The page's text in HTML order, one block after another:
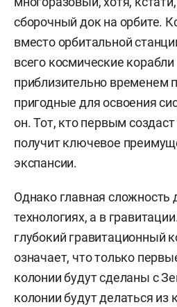
сборочный док на орбите.
вместо орбитальной
всего космические
приблизительно временем
пригодные для освоения
он. Тот, кто первым
получит ключевое
экспансии.
Однако главная сложность
технологиях, а в
глубокий гравитационный
означает, что только
колонии будут сделаны с
колонии будут делаться из